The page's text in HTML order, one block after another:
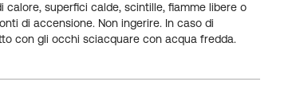
calore, superfici calde, scintille, fiamme libere o
di accensione. Non ingerire. In caso di
con gli occhi sciacquare con acqua fredda.